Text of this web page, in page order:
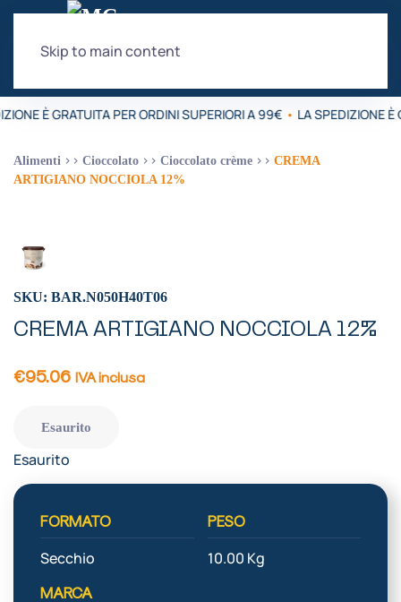
Skip to main content
È GRATUITA PER ORDINI SUPERIORI A 99€ • LA SPEDIZIONE È
Alimenti Cioccolato Cioccolato crème
CREMA
ARTIGIANO NOCCIOLA 12%
SKU: BAR.N050H40T06
CREMA ARTIGIANO NOCCIOLA 12%
€95.06 IVA inclusa
Esaurito
Esaurito
FORMATO
Secchio
PESO
10.00 Kg
MARCA